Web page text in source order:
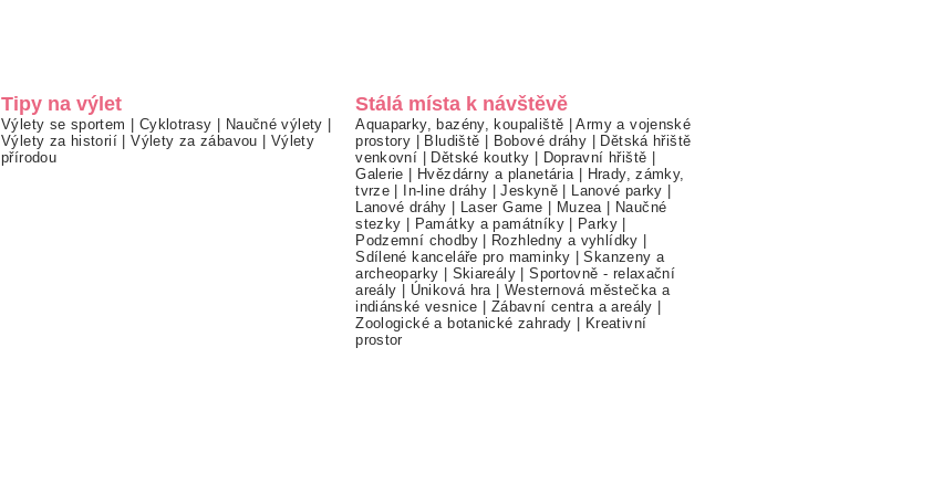
Tipy na výlet
Výlety se sportem | Cyklotrasy | Naučné výlety |
Výlety za historií |Výlety za zábavou | Výlety
přírodou
Stálá místa k návštěvě
Aquaparky, bazény, koupaliště |Army a vojenské
prostory | Bludiště | Bobové dráhy | Dětská hřiště
venkovní | Dětské koutky | Dopravní hřiště |
Galerie | Hvězdárny a planetária | Hrady, zámky,
tvrze | In-line dráhy |Jeskyně | Lanové parky |
Lanové dráhy | Laser Game | Muzea | Naučné
stezky | Památky a památníky| Parky |
Podzemní chodby| Rozhledny a vyhlídky |
Sdílené kanceláře pro maminky |Skanzeny a
archeoparky | Skiareály |Sportovně - relaxační
areály | Úniková hra |Westernová městečka a
indiánské vesnice | Zábavní centra a areály |
Zoologické a botanické zahrady | Kreativní
prostor